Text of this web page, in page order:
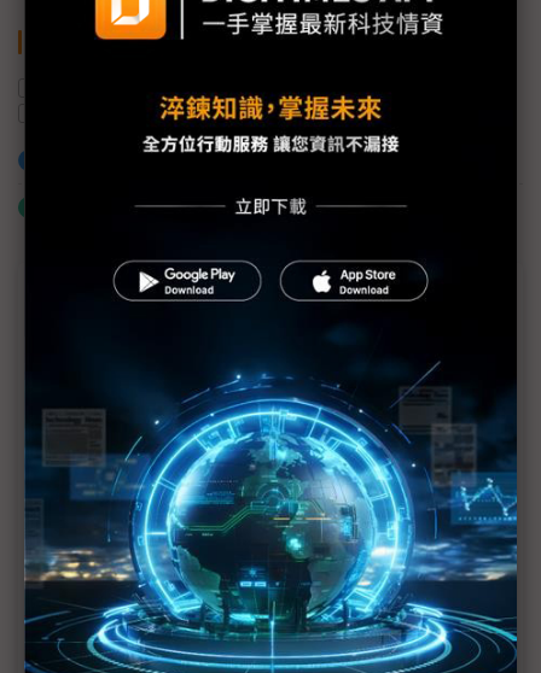
關鍵字
蘋果 LCD面板
加入已選取到「關鍵字追蹤」
什麼是「關鍵字追蹤」
近７天熱門報導
MLCC訂單過熱、出貨比創高 村田示警全球AI基
2027全年記憶體產能提前售罄 買家「祕而不
宣」只怕買不夠
英特爾EMIB良率達標 聯發科第2代ASIC產品
2028準時量產
SpaceX晶片採購大轉向 Elon Musk捨超微全面
採用NVIDIA